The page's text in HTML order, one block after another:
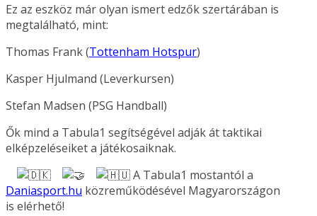
Ez az eszköz már olyan ismert edzők szertárában is
megtalálható, mint:
Thomas Frank (Tottenham Hotspur)
Kasper Hjulmand (Leverkursen)
Stefan Madsen (PSG Handball)
Ők mind a Tabula1 segítségével adják át taktikai
elképzeléseiket a játékosaiknak.
A Tabula1 mostantól a
Daniasport.hu közreműködésével Magyarországon
is elérhető!